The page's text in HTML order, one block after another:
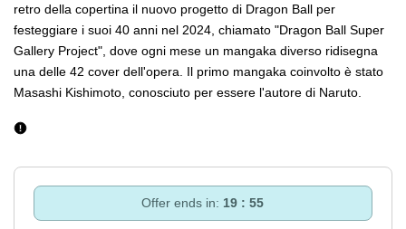
retro della copertina il nuovo progetto di Dragon Ball per
festeggiare i suoi 40 anni nel 2024, chiamato "Dragon Ball Super
Gallery Project", dove ogni mese un mangaka diverso ridisegna
una delle 42 cover dell'opera. Il primo mangaka coinvolto è stato
Masashi Kishimoto, conosciuto per essere l'autore di Naruto.
Offer ends in: 19 : 55